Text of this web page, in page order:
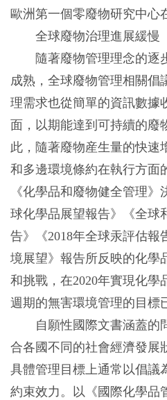
歐洲第一個零廢物研究中心
全球廢物治理進展緩慢
隨著廢物管理理念的逐
成熟，全球廢物管理相關倡
理需求也從簡單的資訊數據
面，以期能達到可持續的廢
此，隨著廢物産生量的快速
和多邊環境條約在執行方面
《化學品和廢物健全管理
球化學品展望報告》《全球
告》《2018年全球汞評估報
境展望》報告所反映的化學
和挑戰，在2020年實現化學
週期的無害環境管理的目標
自願性國際文書涵蓋的
合各國不同的社會經濟發展
具體管理目標上通常以倡議
約束效力。以《國際化學品